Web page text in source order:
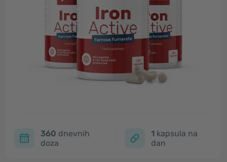
360 dnevnih
doza
1 kapsula na
dan